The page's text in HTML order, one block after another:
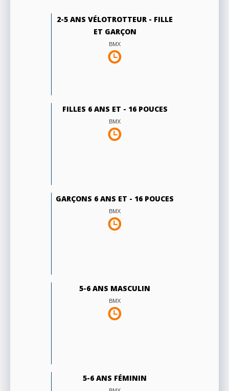
2-5 ANS VÉLOTROTTEUR - FILLE
ET GARÇON
BMX
FILLES 6 ANS ET - 16 POUCES
BMX
GARÇONS 6 ANS ET - 16 POUCES
BMX
5-6 ANS MASCULIN
BMX
5-6 ANS FÉMININ